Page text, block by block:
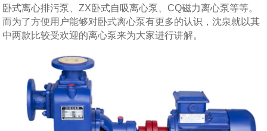
卧式离心排污泵、ZX卧式自吸离心泵、CQ磁力离心泵等等。
而为了方便用户能够对卧式离心泵有更多的认识，沈泉就以其
中两款比较受欢迎的离心泵来为大家进行讲解。